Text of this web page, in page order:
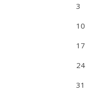
3
10
17
24
31